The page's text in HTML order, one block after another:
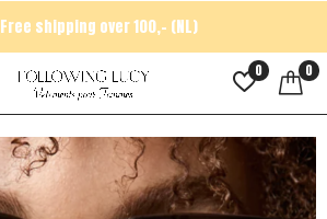
0 0
Free shipping over 100,- (NL)